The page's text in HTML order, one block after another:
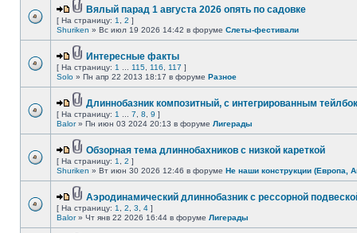
Вялый парад 1 августа 2026 опять по садовке
[ На страницу: 1 2 ]
Shuriken » Вс июл 19 2026 14:42 в форуме Слеты-фестивали
Интересные факты
[ На страницу: 1 115 116 117 ]
Solo » Пн апр 22 2013 18:17 в форуме Разное
Длиннобазник композитный, с интегрированным
[ На страницу: 1 7 8 9 ]
Balor» Пн июн 03 2024 20:13 в форуме Лигерады
Обзорная тема длиннобахников с низкой кареткой
[ На страницу: 1 2 ]
Shuriken » Вт июн 30 2026 12:46 в форуме Не наши конструкции (Европа,
Аэродинамический длиннобазник с рессорной
[ На страницу: 1 2 3 4 ]
Balor» Чт янв 22 2026 16:44 в форуме Лигерады